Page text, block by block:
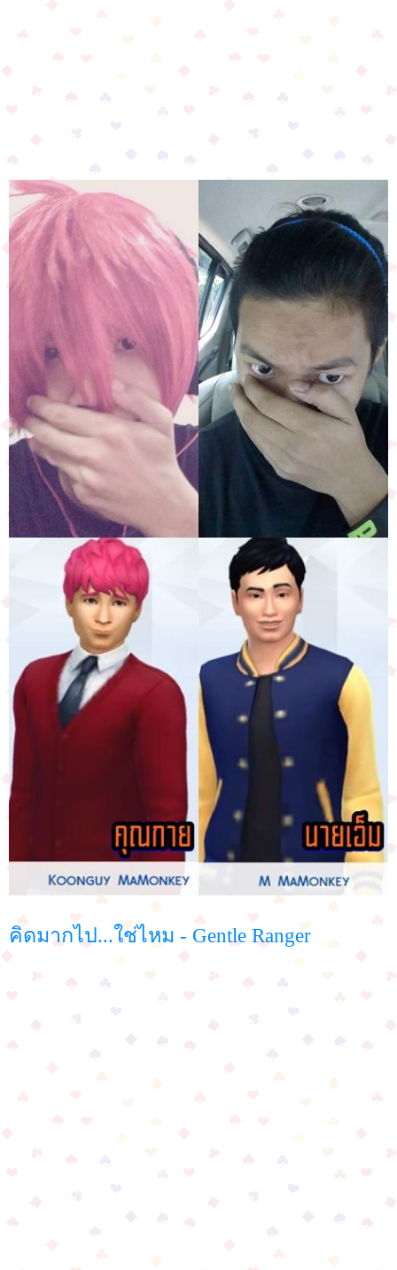
คิดมากไป...ใช่ไหม - Gentle Ranger